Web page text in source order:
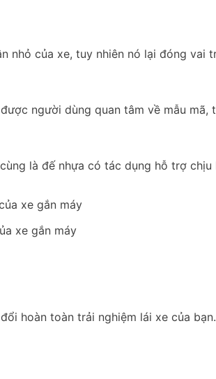
nhỏ của xe, tuy nhiên nó lại đóng vai
người dùng quan tâm về mẫu mã,
là đế nhựa có tác dụng hỗ trợ chịu
xe gắn máy
hoàn toàn trải nghiệm lái xe của